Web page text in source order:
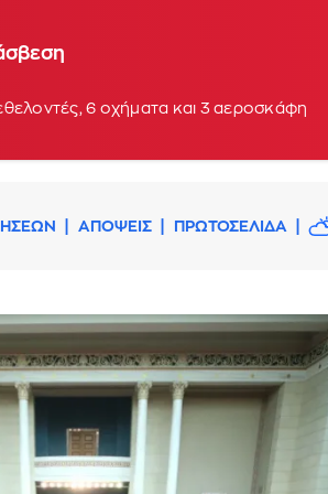
6 οχήματα και 3 αεροσκάφη
ΑΠΟΨΕΙΣ ΠΡΩΤΟΣΕΛΙΔΑ